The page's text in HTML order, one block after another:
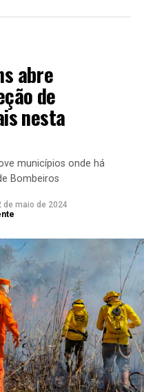
abre
de
nesta
municípios onde há
Bombeiros
de maio de 2024